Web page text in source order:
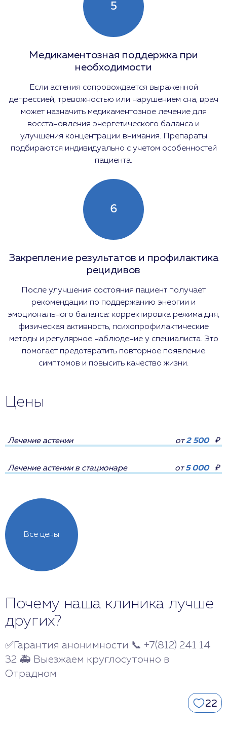
5
Медикаментозная поддержка при
необходимости
Если астения сопровождается выраженной
депрессией, тревожностью или нарушением сна, врач
может назначить медикаментозное лечение для
восстановления энергетического баланса и
улучшения концентрации внимания. Препараты
подбираются индивидуально с учетом особенностей
пациента.
6
Закрепление результатов и профилактика
рецидивов
После улучшения состояния пациент получает
рекомендации по поддержанию энергии и
эмоционального баланса: корректировка режима дня,
физическая активность, психопрофилактические
методы и регулярное наблюдение у специалиста. Это
помогает предотвратить повторное появление
симптомов и повысить качество жизни.
Цены
Все цены
Лечение астении от2 500 ₽
Лечение астении в стационаре от5 000 ₽
Почему наша клиника лучше
других?
✅Гарантия анонимности 📞 +7(812) 241 14
32 🚑 Выезжаем круглосуточно в
Отрадном
22